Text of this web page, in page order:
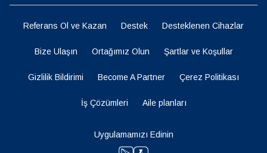
Referans Ol ve Kazan Destek Desteklenen Cihazlar
Bize Ulaşın Ortağımız Olun Şartlar ve Koşullar
Gizlilik Bildirimi Become A Partner Çerez Politikası
İş Çözümleri Aile planları
Uygulamamızı Edinin